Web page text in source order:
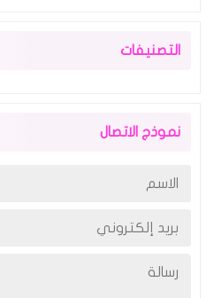
التصنيفات
نموذج الاتصال